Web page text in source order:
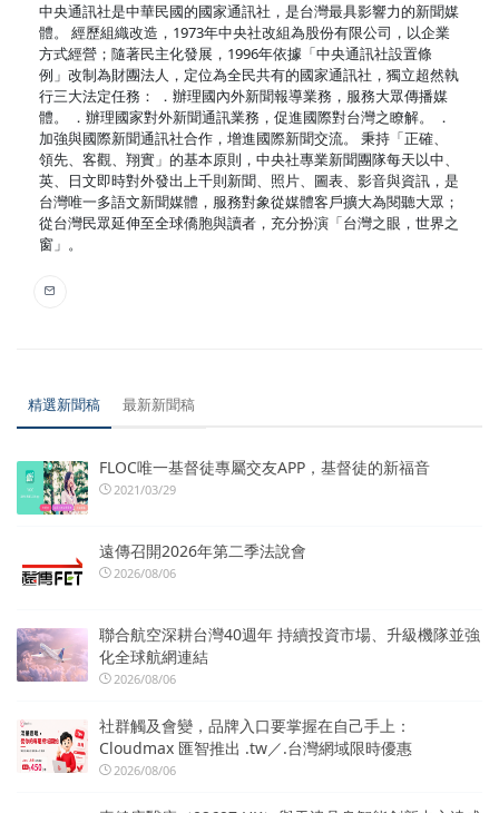
中央通訊社是中華民國的國家通訊社，是台灣最具影響力的新聞媒
體。 經歷組織改造，1973年中央社改組為股份有限公司，以企業
方式經營；隨著民主化發展，1996年依據「中央通訊社設置條
例」改制為財團法人，定位為全民共有的國家通訊社，獨立超然執
行三大法定任務： ．辦理國內外新聞報導業務，服務大眾傳播媒
體。 ．辦理國家對外新聞通訊業務，促進國際對台灣之瞭解。 ．
加強與國際新聞通訊社合作，增進國際新聞交流。 秉持「正確、
領先、客觀、翔實」的基本原則，中央社專業新聞團隊每天以中、
英、日文即時對外發出上千則新聞、照片、圖表、影音與資訊，是
台灣唯一多語文新聞媒體，服務對象從媒體客戶擴大為閱聽大眾；
從台灣民眾延伸至全球僑胞與讀者，充分扮演「台灣之眼，世界之
窗」。
精選新聞稿 最新新聞稿
FLOC唯一基督徒專屬交友APP，基督徒的新福音
2021/03/29
遠傳召開2026年第二季法說會
2026/08/06
聯合航空深耕台灣40週年 持續投資市場、升級機隊並強
化全球航網連結
2026/08/06
社群觸及會變，品牌入口要掌握在自己手上：
Cloudmax 匯智推出 .tw／.台灣網域限時優惠
2026/08/06